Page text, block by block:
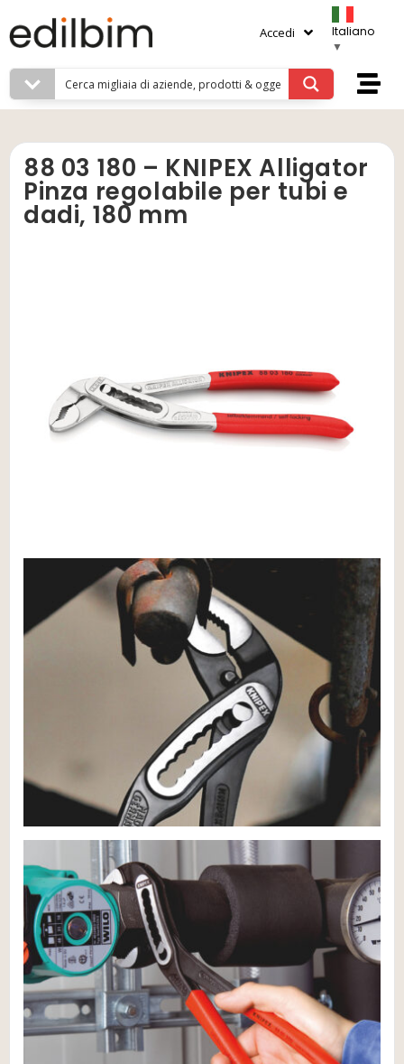
Accedi
Italiano
▼
88 03 180 – KNIPEX Alligator
Pinza regolabile per tubi e
dadi, 180 mm